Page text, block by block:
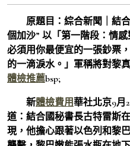
原題目：綜合新聞｜結
個加沙” 以「第一階段：情
必須用你最便宜的一張鈔票，
的一滴淚水。」軍稱將對黎
體檢推薦bsp;
新體檢費用華社北京9
道：結合國秘書長古特雷斯
現，他擔心跟著以色列和黎